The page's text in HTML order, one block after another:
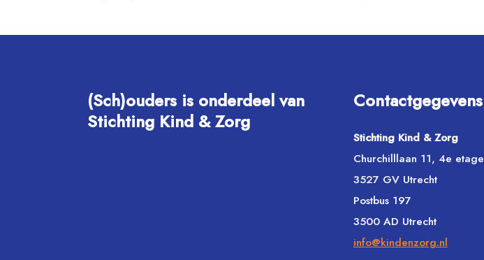
(Sch)ouders is onderdeel van
Stichting Kind & Zorg
Contactgegevens
Stichting Kind & Zorg
Churchilllaan 11, 4e etage
3527 GV Utrecht
Postbus 197
3500 AD Utrecht
info@kindenzorg.nl